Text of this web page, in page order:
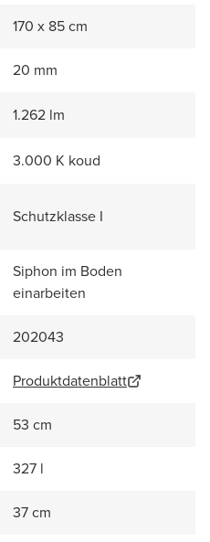
170 x 85 cm
20 mm
1.262 lm
3.000 K koud
Schutzklasse I
Siphon im Boden
einarbeiten
202043
Produktdatenblatt
53 cm
327 l
37 cm